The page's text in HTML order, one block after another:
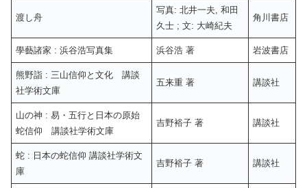
渡し舟
写真: 北井一夫, 和田
久士 ; 文: 大崎紀夫
角川書店
學藝諸家 : 浜谷浩写真集 浜谷浩 著 岩波書店
熊野詣 : 三山信仰と文化 講談
社学術文庫
五来重 著 講談社
山の神 : 易・五行と日本の原始
蛇信仰 講談社学術文庫
吉野裕子 著 講談社
蛇 : 日本の蛇信仰 講談社学術文
庫
吉野裕子 著 講談社